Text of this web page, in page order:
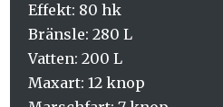
Effekt: 80 hk
Bränsle: 280 L
Vatten: 200 L
Maxart: 12 knop